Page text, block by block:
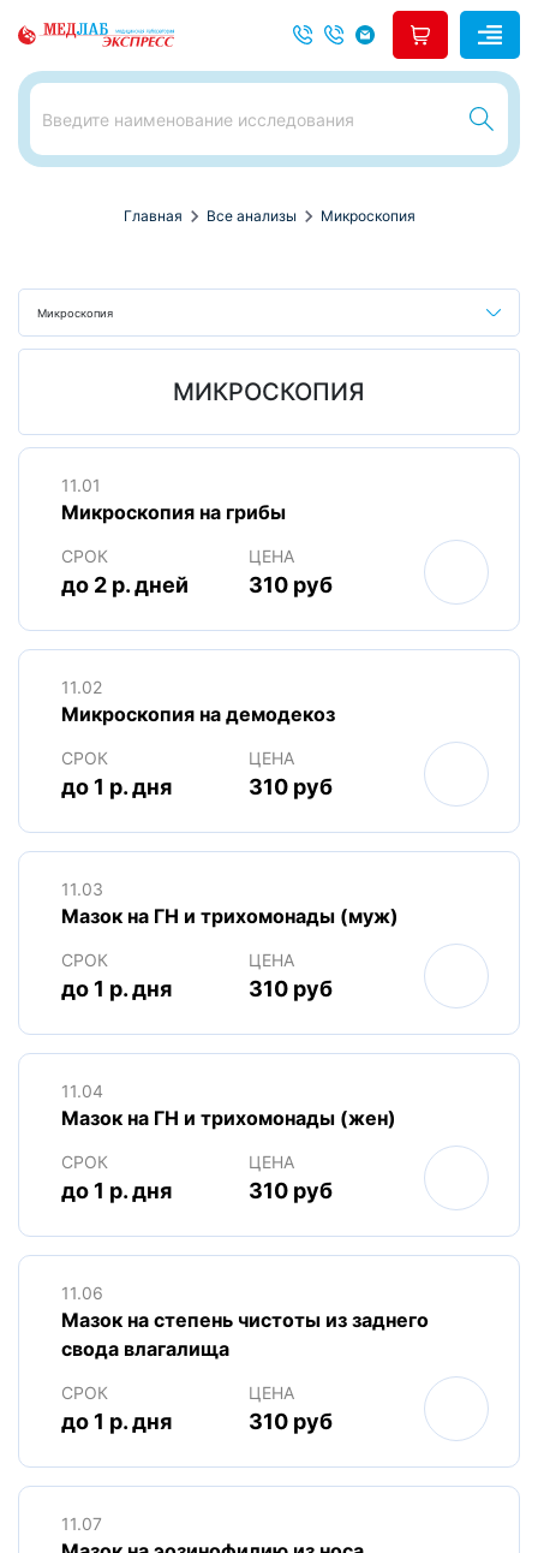
Главная chevron_right Все анализы chevron_right Микроскопия
Микроскопия
МИКРОСКОПИЯ
11.01
Микроскопия на грибы
СРОК
до 2 р. дней
ЦЕНА
310 руб
11.02
Микроскопия на демодекоз
СРОК
до 1 р. дня
ЦЕНА
310 руб
11.03
Мазок на ГН и трихомонады (муж)
СРОК
до 1 р. дня
ЦЕНА
310 руб
11.04
Мазок на ГН и трихомонады (жен)
СРОК
до 1 р. дня
ЦЕНА
310 руб
11.06
Мазок на степень чистоты из заднего
свода влагалища
СРОК
до 1 р. дня
ЦЕНА
310 руб
11.07